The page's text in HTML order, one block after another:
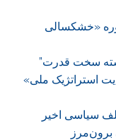
«خشکسالی
سخت قدرت”
استراتژیک ملی»
سیاسی اخیر